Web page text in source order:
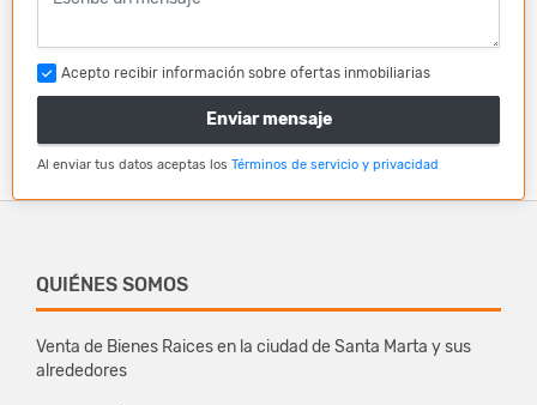
Acepto recibir información sobre ofertas inmobiliarias
Enviar mensaje
Al enviar tus datos aceptas los Términos de servicio y privacidad
QUIÉNES SOMOS
Venta de Bienes Raices en la ciudad de Santa Marta y sus
alrededores